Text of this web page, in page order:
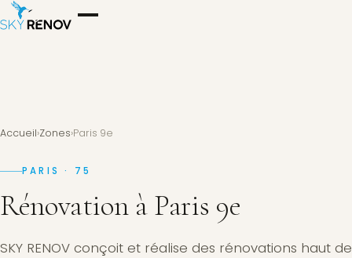
Accueil›Zones›Paris 9e
PARIS · 75
Rénovation à Paris 9e
SKY RENOV conçoit et réalise des rénovations haut de